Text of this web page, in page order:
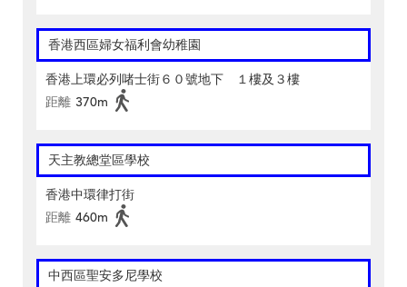
香港西區婦女福利會幼稚園
香港上環必列啫士街６０號地下 １樓及３樓
距離 370m
天主教總堂區學校
香港中環律打街
距離 460m
中西區聖安多尼學校